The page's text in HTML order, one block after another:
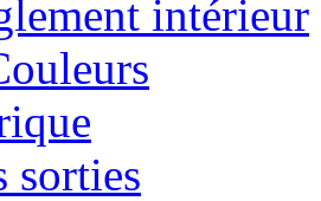
intérieur
sorties